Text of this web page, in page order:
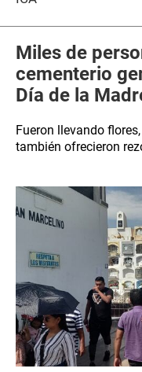
Miles de
cementerio
Día de la
Fueron llevando
también ofrecieron